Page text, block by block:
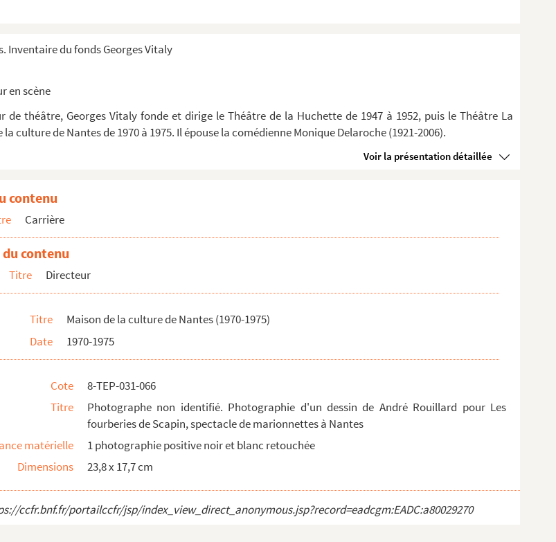
Inventaire du fonds Georges Vitaly
en scène
de théâtre, Georges Vitaly fonde et dirige le Théâtre de la Huchette de 1947 à 1952, puis le Théâtre La
culture de Nantes de 1970 à 1975. Il épouse la comédienne Monique Delaroche (1921-2006).
Voir la présentation détaillée
Vitaly et Renée Cosima
de Georges Vitaly
de André Rouillard pour Les fourberies de Scapi...
contenu
Carrière
contenu
Titre Directeur
Titre
Maison de la culture de Nantes (1970-1975)
Date
1970-1975
Cote
8-TEP-031-066
Titre
Photographe non identifié. Photographie d'un dessin de André Rouillard pour Les
fourberies de Scapin, spectacle de marionnettes à Nantes
matérielle
1 photographie positive noir et blanc retouchée
Dimensions
23,8 x 17,7 cm
ccfr.bnf.fr/portailccfr/jsp/index_view_direct_anonymous.jsp?record=eadcgm:EADC:a80029270